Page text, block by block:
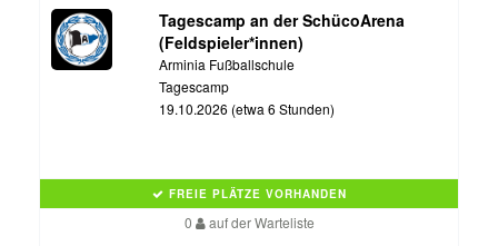
Tagescamp an der SchücoArena
(Feldspieler*innen)
Arminia Fußballschule
Tagescamp
19.10.2026 (etwa 6 Stunden)
FREIE PLÄTZE VORHANDEN
0 auf der Warteliste